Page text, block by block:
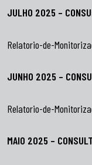
JULHO 2025 –
Relatorio-de-
JUNHO 2025 –
Relatorio-de-
MAIO 2025 –